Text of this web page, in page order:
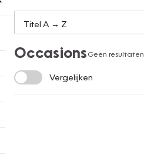
OccasionsGeen resultaten
Vergelijken